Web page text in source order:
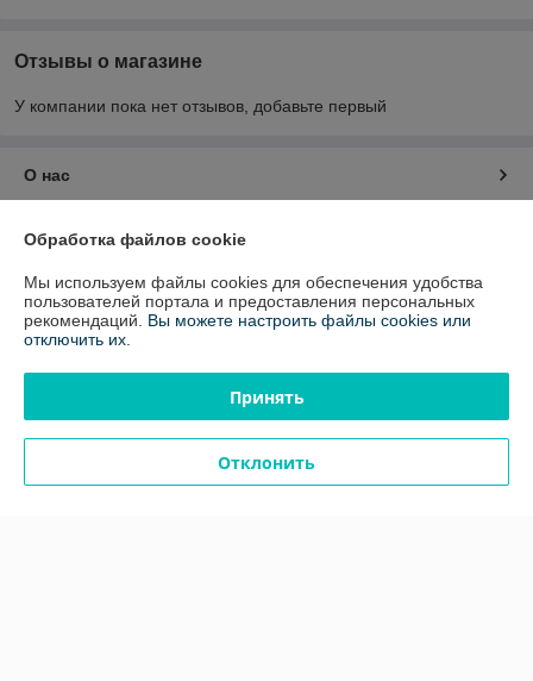
Отзывы о магазине
У компании пока нет отзывов, добавьте первый
О нас
Контакты
Доставка и оплата
График работы
Политика обработки cookies
Обработка файлов cookie
Мы используем файлы cookies для обеспечения удобства
пользователей портала и предоставления персональных
рекомендаций. Вы можете настроить файлы cookies или
отключить их.
Принять
Отклонить